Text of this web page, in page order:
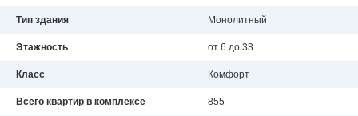
Тип здания Монолитный
Этажность от 6 до 33
Класс Комфорт
Всего квартир в комплексе 855